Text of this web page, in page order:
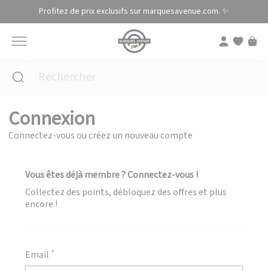
Profitez de prix exclusifs sur marquesavenue.com. ✨
Connexion
Connectez-vous ou créez un nouveau compte
Vous êtes déjà membre ? Connectez-vous !
Collectez des points, débloquez des offres et plus
encore !
Email
Panneau de gestion des cookies